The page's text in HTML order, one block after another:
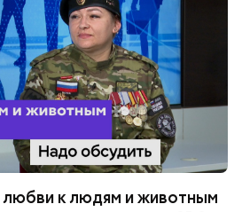
к людям и животным